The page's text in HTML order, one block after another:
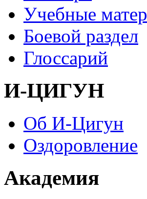
Учебные
Боевой раздел
Глоссарий
И-ЦИГУН
Об И-Цигун
Оздоровление
Академия